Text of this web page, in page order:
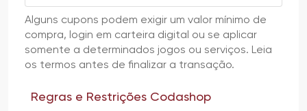
Alguns cupons podem exigir um valor mínimo de
compra, login em carteira digital ou se aplicar
somente a determinados jogos ou serviços. Leia
os termos antes de finalizar a transação.
Regras e Restrições Codashop